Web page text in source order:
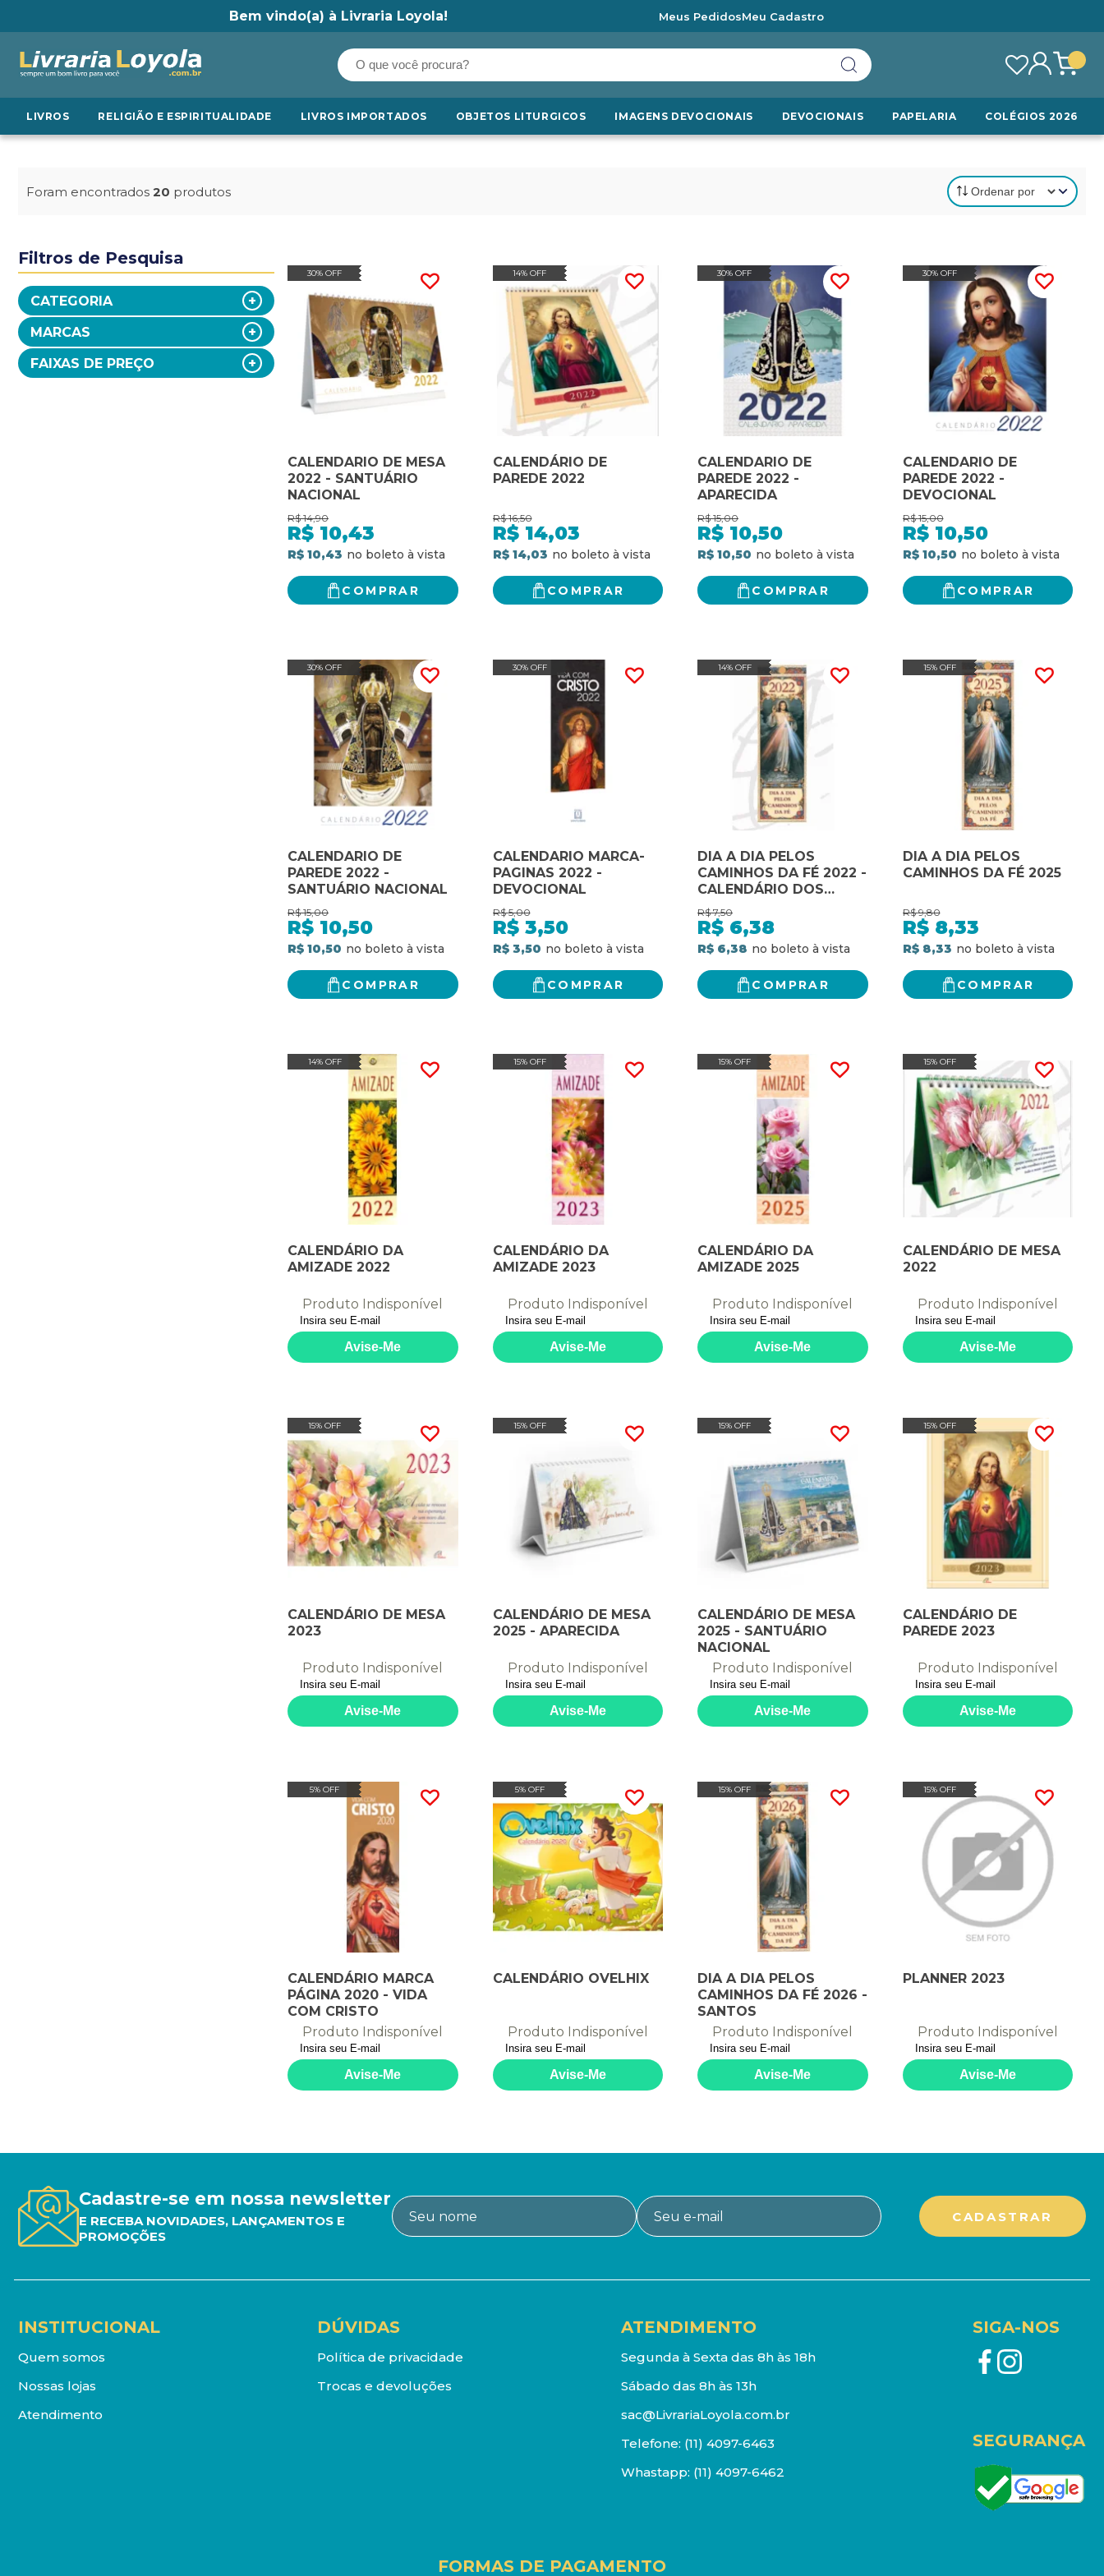
Bem vindo(a) à Livraria Loyola! Meus PedidosMeu Cadastro
LIVROS RELIGIÃO E ESPIRITUALIDADE LIVROS IMPORTADOS OBJETOS LITURGICOS IMAGENS DEVOCIONAIS DEVOCIONAIS PAPELARIA COLÉGIOS 2026
Foram encontrados 20 produtos
Filtros de Pesquisa
CATEGORIA
MARCAS
FAIXAS DE PREÇO
30% OFF
CALENDARIO DE MESA
2022 - SANTUÁRIO
NACIONAL
R$ 14,90
R$ 10,43
R$ 10,43
COMPRAR
14% OFF
CALENDÁRIO DE
PAREDE 2022
R$ 16,50
R$ 14,03
R$ 14,03
COMPRAR
30% OFF
CALENDARIO DE
PAREDE 2022 -
APARECIDA
R$ 15,00
R$ 10,50
R$ 10,50
COMPRAR
30% OFF
CALENDARIO DE
PAREDE 2022 -
DEVOCIONAL
R$ 15,00
R$ 10,50
R$ 10,50
COMPRAR
30% OFF
CALENDARIO DE
PAREDE 2022 -
SANTUÁRIO NACIONAL
R$ 15,00
R$ 10,50
R$ 10,50
COMPRAR
30% OFF
CALENDARIO MARCA-
PAGINAS 2022 -
DEVOCIONAL
R$ 5,00
R$ 3,50
R$ 3,50
COMPRAR
14% OFF
DIA A DIA PELOS
CAMINHOS DA FÉ 2022 -
CALENDÁRIO DOS
SANTOS
R$ 7,50
R$ 6,38
R$ 6,38
COMPRAR
15% OFF
DIA A DIA PELOS
CAMINHOS DA FÉ 2025
R$ 9,80
R$ 8,33
R$ 8,33
COMPRAR
14% OFF
CALENDÁRIO DA
AMIZADE 2022
Produto Indisponível
15% OFF
CALENDÁRIO DA
AMIZADE 2023
Produto Indisponível
15% OFF
CALENDÁRIO DA
AMIZADE 2025
Produto Indisponível
15% OFF
CALENDÁRIO DE MESA
2022
Produto Indisponível
15% OFF
CALENDÁRIO DE MESA
2023
Produto Indisponível
15% OFF
CALENDÁRIO DE MESA
2025 - APARECIDA
Produto Indisponível
15% OFF
CALENDÁRIO DE MESA
2025 - SANTUÁRIO
NACIONAL
Produto Indisponível
15% OFF
CALENDÁRIO DE
PAREDE 2023
Produto Indisponível
5% OFF
CALENDÁRIO MARCA
PÁGINA 2020 - VIDA
COM CRISTO
Produto Indisponível
5% OFF
CALENDÁRIO OVELHIX
Produto Indisponível
15% OFF
DIA A DIA PELOS
CAMINHOS DA FÉ 2026 -
SANTOS
Produto Indisponível
15% OFF
PLANNER 2023
Produto Indisponível
Cadastre-se em nossa newsletter
E RECEBA NOVIDADES, LANÇAMENTOS E
PROMOÇÕES
INSTITUCIONAL
Quem somos
Nossas lojas
Atendimento
DÚVIDAS
Política de privacidade
Trocas e devoluções
ATENDIMENTO
Segunda à Sexta das 8h às 18h
Sábado das 8h às 13h
sac@LivrariaLoyola.com.br
Telefone: (11) 4097-6463
Whastapp: (11) 4097-6462
SIGA-NOS
SEGURANÇA
FORMAS DE PAGAMENTO